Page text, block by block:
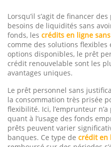
Lorsqu’il s’agit de financer
besoins de liquidités sans
fonds, les crédits en ligne
comme des solutions flexibles
options disponibles, le prêt
crédit renouvelable sont les
avantages uniques.
Le prêt personnel sans
la consommation très prisée
flexibilité. Ici, l’emprunteur
quant à l’usage des fonds
prêts peuvent varier
banques. Ce type de crédit en